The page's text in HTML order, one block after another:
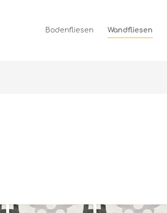
Bodenfliesen Wandfliesen